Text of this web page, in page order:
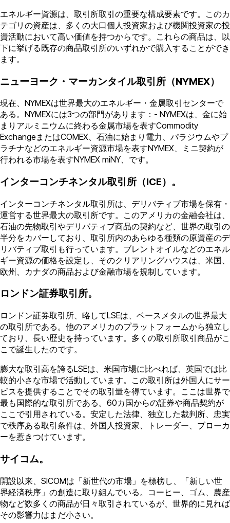
エネルギー資源は、取引所取引の重要な構成要素です。このカ
テゴリの資産は、多くの大口個人投資家および機関投資家の投
資活動において高い価値を持つからです。これらの商品は、以
下に挙げる既存の商品取引所のいずれかで購入することができ
ます。
ニューヨーク・マーカンタイル取引所（NYMEX）
現在、NYMEXは世界最大のエネルギー・金属取引センターで
ある。NYMEXには3つの部門があります：- NYMEXは、金に始
まりアルミニウムに終わる金属市場を表すCommodity
ExchangeまたはCOMEX、石油に始まり電力、パラジウムやプ
ラチナなどのエネルギー資源市場を表すNYMEX、ミニ契約が
行われる市場を表すNYMEX miNY、です。
インターコンチネンタル取引所（ICE）。
インターコンチネンタル取引所は、デリバティブ市場を保有・
運営する世界最大の取引所です。このアメリカの金融会社は、
石油の先物取引やデリバティブ商品の契約など、世界の取引の
半分をカバーしており、取引所内のあらゆる種類の原資産のデ
リバティブ取引も行っています。ブレントオイルなどのエネル
ギー資源の価格を設定し、そのクリアリングハウスは、米国、
欧州、カナダの商品および金融市場を規制しています。
ロンドン証券取引所。
ロンドン証券取引所、略してLSEは、ベースメタルの世界最大
の取引所である。他のアメリカのプラットフォームから独立し
ており、長い歴史を持っています。多くの取引所取引商品がこ
こで誕生したのです。
膨大な取引高を誇るLSEは、米国市場に比べれば、英国では比
較的小さな市場で活動しています。この取引所は外国人にサー
ビスを提供することでその取引量を得ています。ここは世界で
最も国際的な取引所である。60カ国からの証券や商品契約が
ここで引用されている。安定した法律、独立した裁判所、忠実
で秩序ある取引条件は、外国人投資家、トレーダー、ブローカ
ーを惹きつけています。
サイコム。
開設以来、SICOMは「新世代の市場」を標榜し、「新しい世
界経済秩序」の創造に取り組んでいる。コーヒー、ゴム、農産
物など数多くの商品が日々取引されているが、世界的に見れば
その影響力はまだ小さい。